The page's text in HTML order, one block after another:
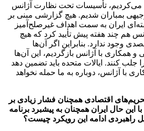
می‌کردیم، تأسیسات تحت نظارت آژانس
بمباران شدیم. هیچ گزارشی مبنی بر
ایران به سمت اهداف غیرصلح‌آمیز
هم چند هفته پیش تأیید کرد که هیچ
وجود ندارد. بنابراین اگر آن‌ها
و همکاری با آژانس بازگردیم، این آن‌ها
جلب کنند. ایالات متحده باید تضمین دهد
با آژانس، دوباره به ما حمله نخواهد
اقتصادی همچنان فشار زیادی بر
این حال ایران همچنان به پیشبرد برنامه
راهبردی ادامه این رویکرد چیست؟